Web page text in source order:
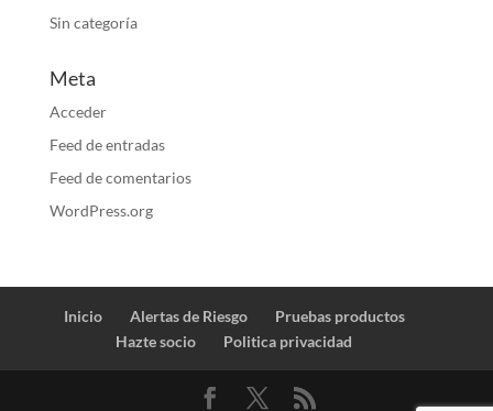
Sin categoría
Meta
Acceder
Feed de entradas
Feed de comentarios
WordPress.org
Inicio Alertas de Riesgo
Pruebas productos
Hazte socio
Politica privacidad